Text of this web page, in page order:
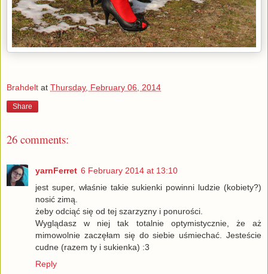
Brahdelt at Thursday, February 06, 2014
Share
26 comments:
yarnFerret 6 February 2014 at 13:10
jest super, właśnie takie sukienki powinni ludzie (kobiety?)
nosić zimą.
żeby odciąć się od tej szarzyzny i ponurości.
Wyglądasz w niej tak totalnie optymistycznie, że aż
mimowolnie zaczęłam się do siebie uśmiechać. Jesteście
cudne (razem ty i sukienka) :3
Reply